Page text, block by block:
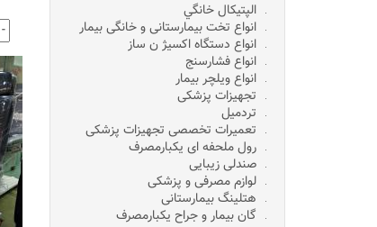
الپتيکال خانگي
انواع تخت بیمارستانی و خانگی بیمار
انواع دستگاه اکسیژ ن ساز
انواع فشارسنج
انواع ویلچر بیمار
تجهیزات پزشکی
تردمیل
تعمیرات تخصصی تجهیزات پزشکی
رول ملحفه ای یکبارمصرف
صندلی زیبایی
لوازم مصرفی و پزشکی
هتلینگ بیمارستانی
گان بیمار و جراح یکبارمصرف